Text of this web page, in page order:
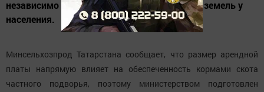
независимо от форм собственности паевых земель у
населения.
Минсельхозпрод Татарстана сообщает, что размер арендной
платы напрямую влияет на обеспеченность кормами скота
частного подворья, поэтому министерством подготовлен